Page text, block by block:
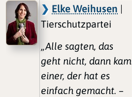
Elke Weihusen |
Tierschutzpartei
„Alle sagten, das
geht nicht, dann kam
einer, der hat es
einfach gemacht. –